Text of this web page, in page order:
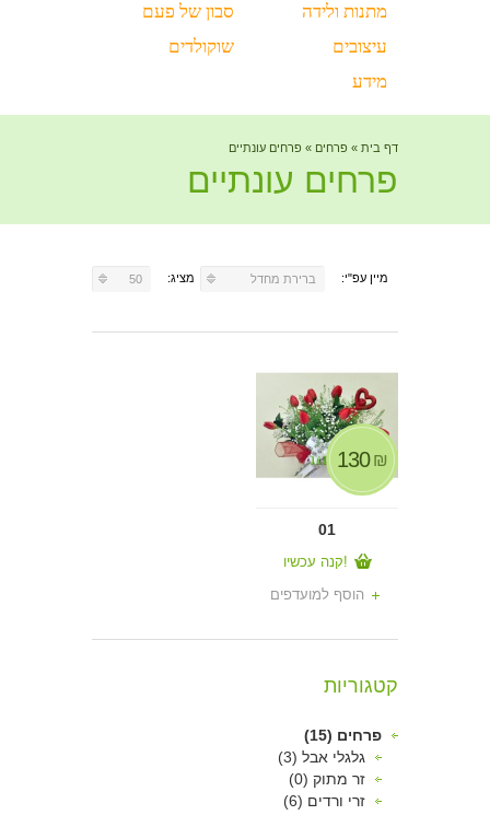
מתנות ולידה
סבון של פעם
עיצובים
שוקולדים
מידע
דף בית » פרחים » פרחים עונתיים
פרחים עונתיים
מיין עפ"י: ברירת מחדל מציג: 50
01
₪
130
קנה עכשיו!
הוסף למועדפים
קטגוריות
פרחים (15)
גלגלי אבל (3)
זר מתוק (0)
זרי ורדים (6)